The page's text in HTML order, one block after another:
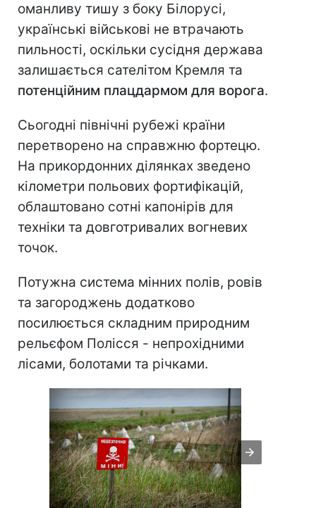
оманливу тишу з боку Білорусі,
українські військові не втрачають
пильності, оскільки сусідня держава
залишається сателітом Кремля та
потенційним плацдармом для ворога.
Сьогодні північні рубежі країни
перетворено на справжню фортецю.
На прикордонних ділянках зведено
кілометри польових фортифікацій,
облаштовано сотні капонірів для
техніки та довготривалих вогневих
точок.
Потужна система мінних полів, ровів
та загороджень додатково
посилюється складним природним
рельєфом Полісся - непрохідними
лісами, болотами та річками.